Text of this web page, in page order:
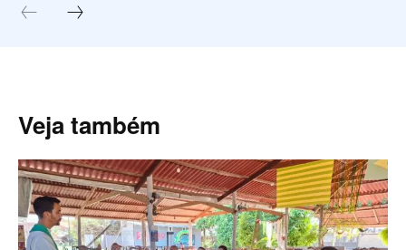
Veja também